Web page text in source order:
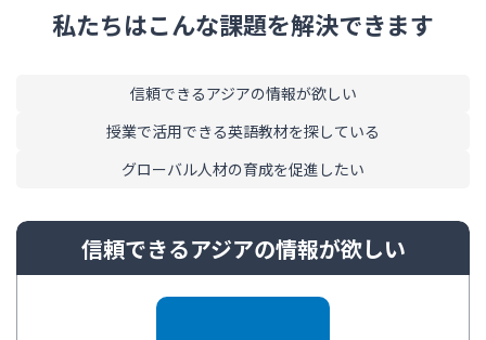
私たちはこんな課題を解決できます
信頼できるアジアの情報が欲しい
授業で活用できる英語教材を探している
グローバル人材の育成を促進したい
信頼できるアジアの情報が欲しい